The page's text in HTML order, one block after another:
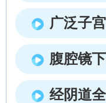
广泛子
腹腔镜
经阴道